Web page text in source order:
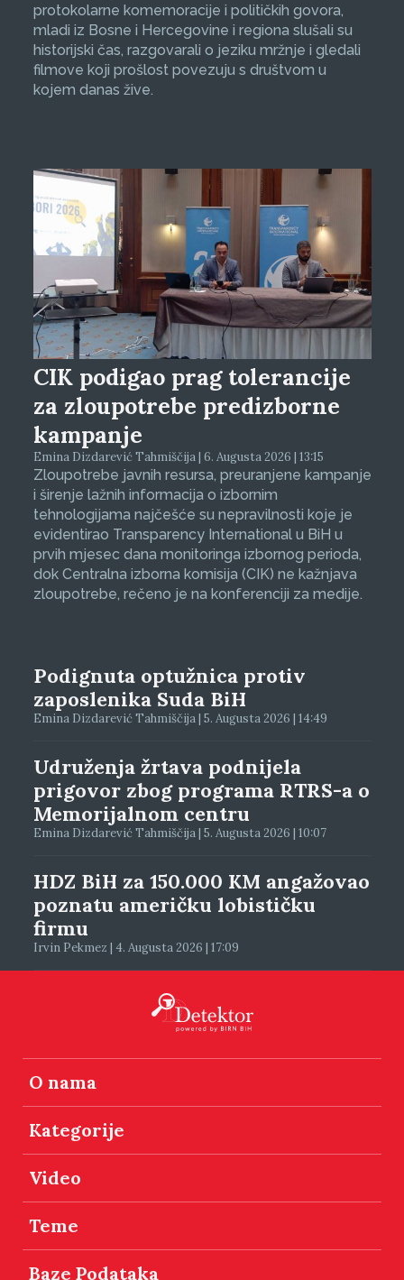
protokolarne komemoracije i političkih govora,
mladi iz Bosne i Hercegovine i regiona slušali su
historijski čas, razgovarali o jeziku mržnje i gledali
filmove koji prošlost povezuju s društvom u
kojem danas žive.
CIK podigao prag tolerancije
za zloupotrebe predizborne
kampanje
Emina Dizdarević Tahmiščija | 6. Augusta 2026 | 13:15
Zloupotrebe javnih resursa, preuranjene kampanje
i širenje lažnih informacija o izbornim
tehnologijama najčešće su nepravilnosti koje je
evidentirao Transparency International u BiH u
prvih mjesec dana monitoringa izbornog perioda,
dok Centralna izborna komisija (CIK) ne kažnjava
zloupotrebe, rečeno je na konferenciji za medije.
Podignuta optužnica protiv
zaposlenika Suda BiH
Emina Dizdarević Tahmiščija | 5. Augusta 2026 | 14:49
Udruženja žrtava podnijela
prigovor zbog programa RTRS-a o
Memorijalnom centru
Emina Dizdarević Tahmiščija | 5. Augusta 2026 | 10:07
HDZ BiH za 150.000 KM angažovao
poznatu američku lobističku
firmu
Irvin Pekmez | 4. Augusta 2026 | 17:09
O nama
Kategorije
Video
Teme
Baze Podataka